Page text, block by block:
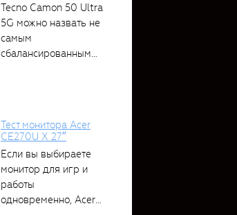
Tecno Camon 50 Ultra
5G можно назвать не
самым
сбалансированным
Тест монитора Acer
CE270U X 27″
Если вы выбираете
монитор для игр и
работы
одновременно, Acer